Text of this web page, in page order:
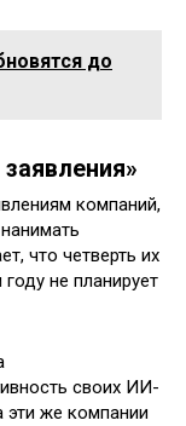
до
компаний,
что четверть их
не планирует
своих ИИ-
эти же компании